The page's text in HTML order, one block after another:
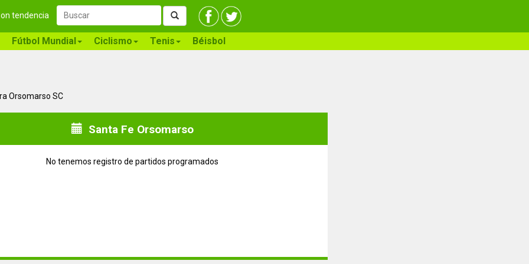
tendencia
Fútbol Mundial Ciclismo Tenis Béisbol
Orsomarso SC
Santa Fe Orsomarso
No tenemos registro de partidos programados